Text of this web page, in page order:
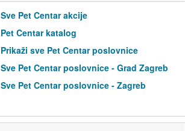
Sve Pet Centar akcije
Pet Centar katalog
Prikaži sve Pet Centar poslovnice
Sve Pet Centar poslovnice - Grad Zagreb
Sve Pet Centar poslovnice - Zagreb